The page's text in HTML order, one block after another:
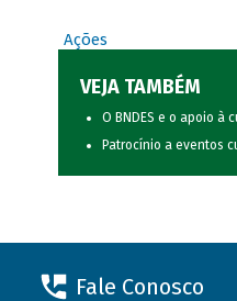
Ações
VEJA TAMBÉM
O BNDES e o apoio à
Patrocínio a eventos
Fale Conosco